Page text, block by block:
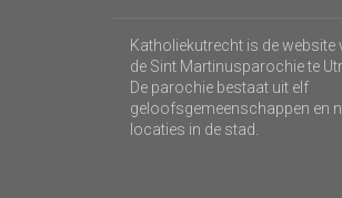
Katholiekutrecht is de website
de Sint Martinusparochie te
De parochie bestaat uit elf
geloofsgemeenschappen en
locaties in de stad.